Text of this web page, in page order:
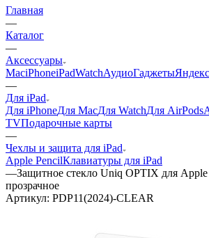
Главная
—
Каталог
—
Аксессуары
MaciPhoneiPadWatchАудиоГаджетыЯндекс
—
Для iPad
Для iPhoneДля MacДля WatchДля AirPods
TVПодарочные карты
—
Чехлы и защита для iPad
Apple PencilКлавиатуры для iPad
—Защитное стекло Uniq OPTIX для Apple
прозрачное
Артикул: PDP11(2024)-CLEAR